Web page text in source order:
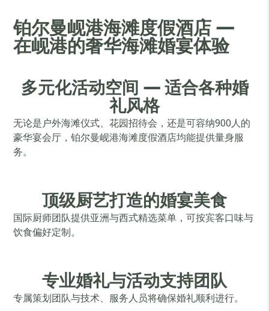
铂尔曼岘港海滩度假酒店 —
在岘港的奢华海滩婚宴体验
多元化活动空间 — 适合各种婚
礼风格
无论是户外海滩仪式、花园招待会，还是可容纳900人的
豪华宴会厅，铂尔曼岘港海滩度假酒店均能提供量身服
务。
顶级厨艺打造的婚宴美食
国际厨师团队提供亚洲与西式精选菜单，可按宾客口味与
饮食偏好定制。
专业婚礼与活动支持团队
专属策划团队与技术、服务人员将确保婚礼顺利进行。